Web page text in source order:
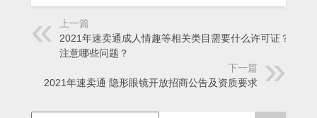
上一篇
2021年速卖通成人情趣等相关类目需要什么许可证？需要
注意哪些问题？
下一篇
2021年速卖通 隐形眼镜开放招商公告及资质要求